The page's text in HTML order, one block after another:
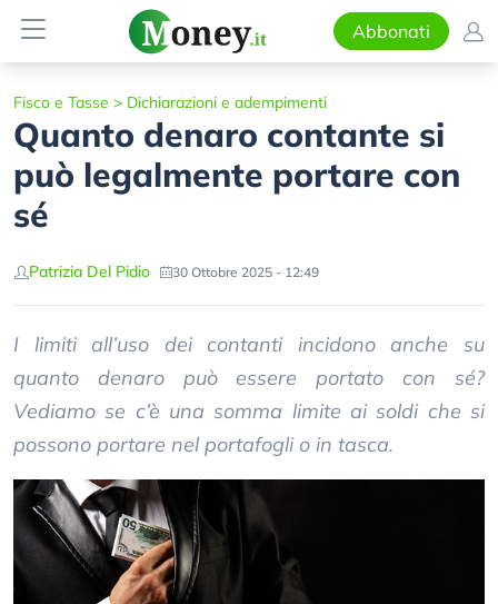
Abbonati
Fisco e Tasse > Dichiarazioni e adempimenti
Quanto denaro contante si
può legalmente portare con
sé
Patrizia Del Pidio 30 Ottobre 2025 - 12:49
I limiti all’uso dei contanti incidono anche su
quanto denaro può essere portato con sé?
Vediamo se c’è una somma limite ai soldi che si
possono portare nel portafogli o in tasca.